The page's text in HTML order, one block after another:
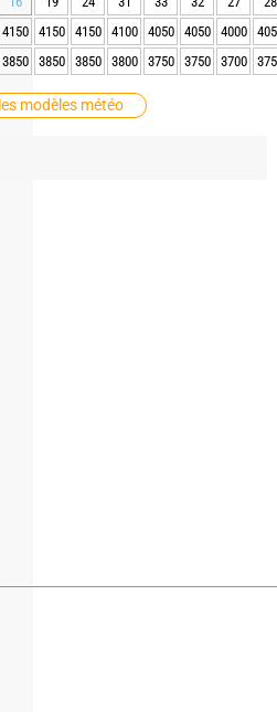
modèles météo
4150
4150 4150 4100 4050 4050 4000
3850
3850 3850 3800 3750 3750 3700